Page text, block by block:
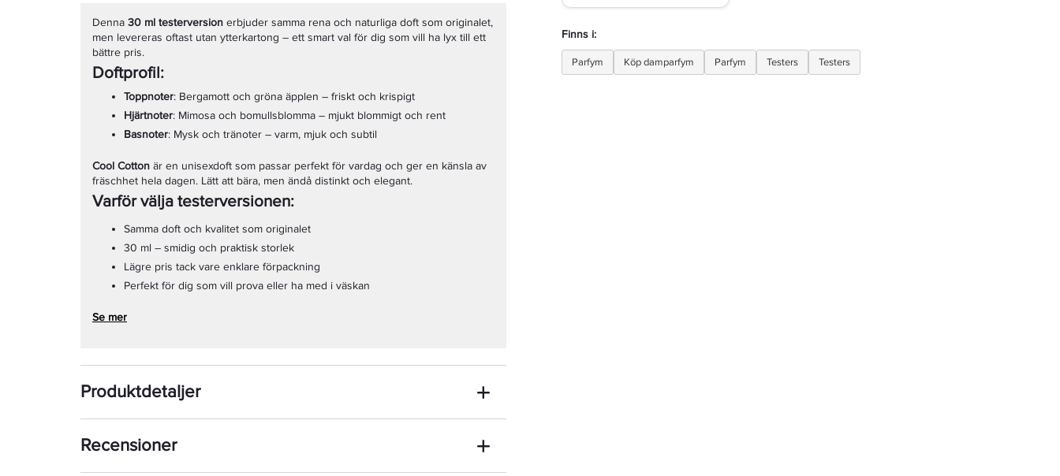
Denna 30 ml testerversion erbjuder samma rena och naturliga doft som originalet,
men levereras oftast utan ytterkartong – ett smart val för dig som vill ha lyx till ett
bättre pris.
Doftprofil:
Toppnoter: Bergamott och gröna äpplen – friskt och krispigt
Hjärtnoter: Mimosa och bomullsblomma – mjukt blommigt och rent
Basnoter: Mysk och tränoter – varm, mjuk och subtil
Cool Cotton är en unisexdoft som passar perfekt för vardag och ger en känsla av
fräschhet hela dagen. Lätt att bära, men ändå distinkt och elegant.
Varför välja testerversionen:
Samma doft och kvalitet som originalet
30 ml – smidig och praktisk storlek
Lägre pris tack vare enklare förpackning
Perfekt för dig som vill prova eller ha med i väskan
Se mer
Produktdetaljer
Recensioner
Finns i:
Parfym Köp damparfym Parfym Testers Testers